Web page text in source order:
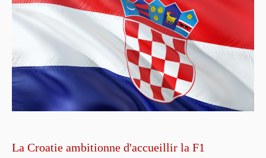
La Croatie ambitionne d'accueillir la F1